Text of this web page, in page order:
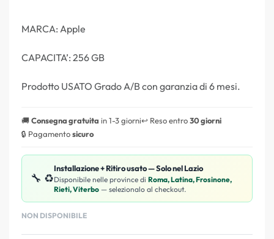
MARCA: Apple
CAPACITA’: 256 GB
Prodotto USATO Grado A/B con garanzia di 6 mesi.
🚚Consegna gratuita in 1-3 giorni↩️ Reso entro30 giorni
🔒 Pagamentosicuro
🔧 ♻️
Installazione + Ritiro usato — Solo nel Lazio
Disponibile nelle province di Roma, Latina, Frosinone,
Rieti, Viterbo — selezionalo al checkout.
NON DISPONIBILE